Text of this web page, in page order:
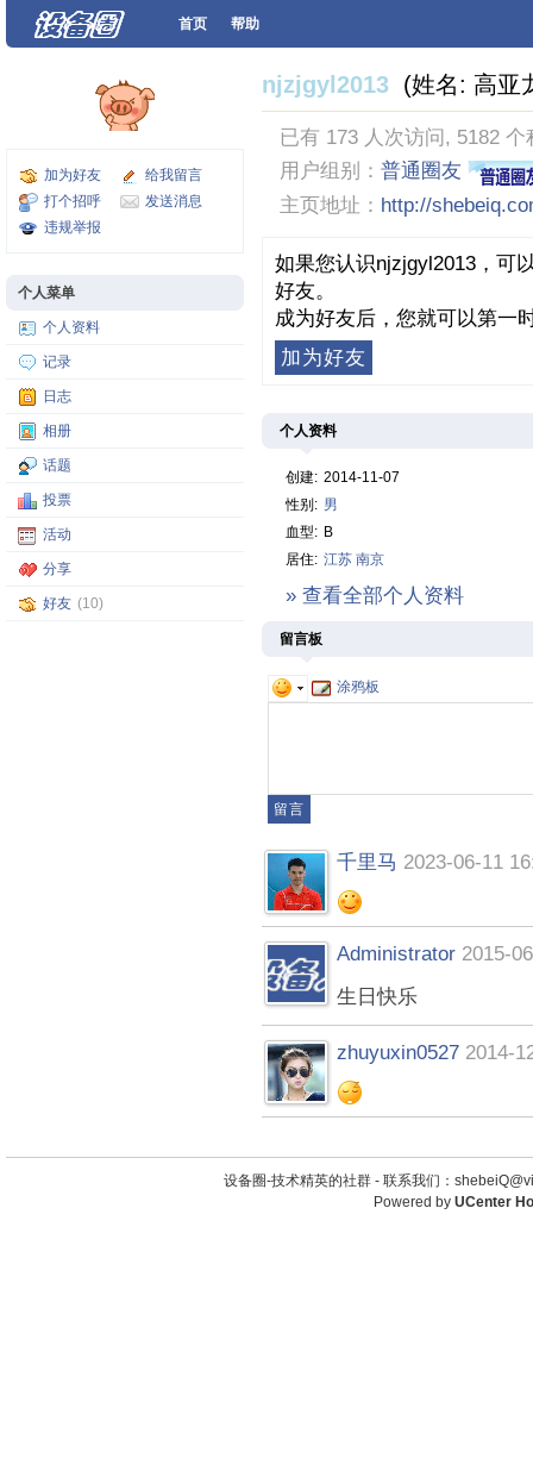
首页 帮助
加为好友
给我留言
打个招呼
发送消息
违规举报
个人菜单
个人资料
记录
日志
相册
话题
投票
活动
分享
好友 (10)
njzjgyl2013 (姓名: 高亚
已有 173 人次访问, 5182
用户组别： 普通圈友
主页地址： http://
如果您认识njzjgyl2013，可
好友。
成为好友后，您就可以第一
加为好友
个人资料
创建: 2014-11-07
性别: 男
血型: B
居住: 江苏 南京
» 查看全部个人资料
留言板
涂鸦板
千里马 2023-06-11
Administrator 2015-
生日快乐
zhuyuxin0527 2014-
设备圈-技术精英的社群 - 联系我们：
Powered by UCenter